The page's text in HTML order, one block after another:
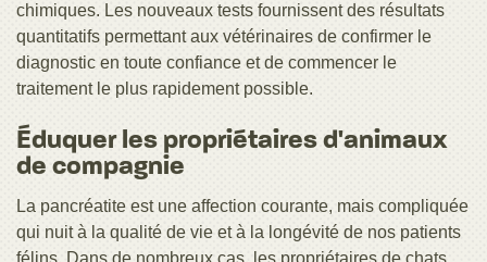
chimiques. Les nouveaux tests fournissent des résultats
quantitatifs permettant aux vétérinaires de confirmer le
diagnostic en toute confiance et de commencer le
traitement le plus rapidement possible.
Éduquer les propriétaires d'animaux
de compagnie
La pancréatite est une affection courante, mais compliquée
qui nuit à la qualité de vie et à la longévité de nos patients